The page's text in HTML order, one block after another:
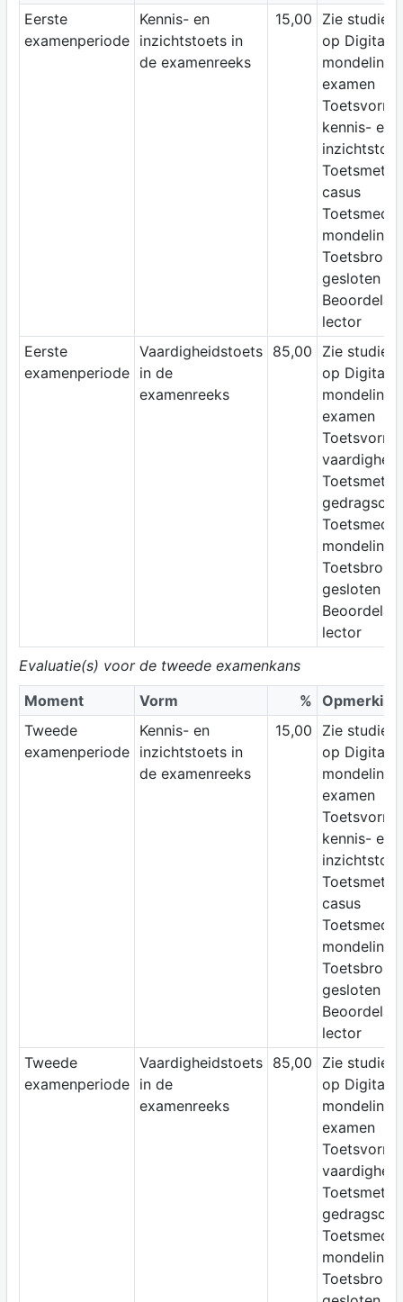
Eerste
examenperiode
Kennis- en
inzichtstoets in
de examenreeks
15,00
Zie
op Digitap;
mondeling
examen
Toetsvorm:
kennis- en
casus
mondeling
Toetsbron:
gesloten
lector
Eerste
examenperiode
Vaardigheidstoets
in de
examenreeks
85,00
Zie
op Digitap;
mondeling
examen
Toetsvorm:
mondeling
Toetsbron:
gesloten
lector
Evaluatie(s) voor de tweede examenkans
Moment
Vorm % Opmerking
Tweede
examenperiode
Kennis- en
inzichtstoets in
de examenreeks
15,00
Zie
op Digitap;
mondeling
examen
Toetsvorm:
kennis- en
casus
mondeling
Toetsbron:
gesloten
lector
Tweede
examenperiode
Vaardigheidstoets
in de
examenreeks
85,00
Zie
op Digitap;
mondeling
examen
Toetsvorm:
mondeling
Toetsbron: